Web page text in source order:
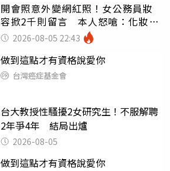
開會照意外變網紅照！女公務員妝
容掀2千則留言 本人怒嗆：化妝有
錯嗎2026-08-05 22:43
做到這點才有資格說愛你
台灣癌症基金會
台大教授性騷擾2女研究生！不服解聘
2年爭4年 結局出爐
2026-08-05
做到這點才有資格說愛你